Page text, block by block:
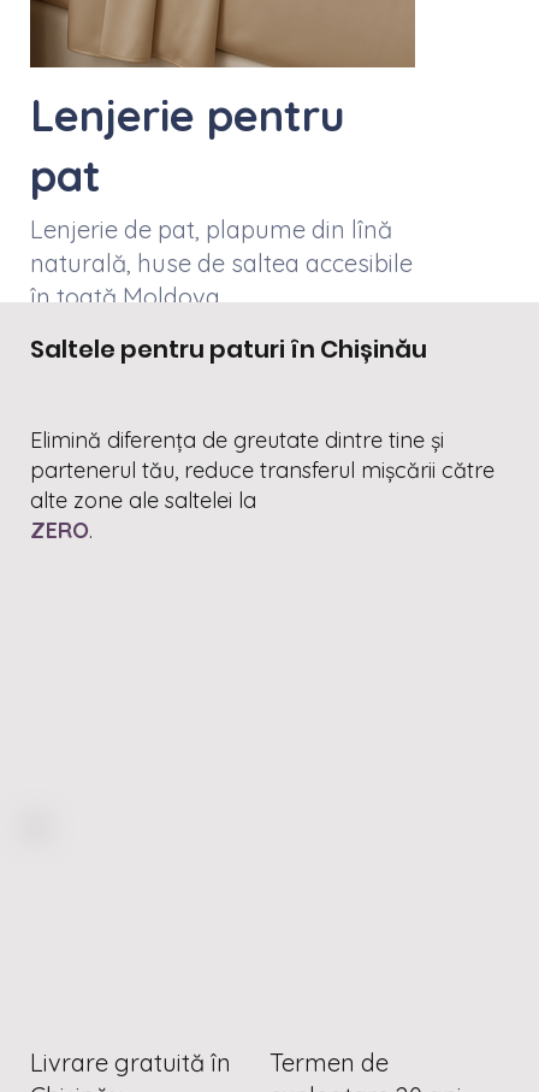
Lenjerie pentru
pat
Lenjerie de pat, plapume din lînă
naturală, huse de saltea accesibile
în toată Moldova
Saltele pentru paturi în Chișinău
Elimină diferența de greutate dintre tine și
partenerul tău, reduce transferul mișcării către
alte zone ale saltelei la
ZERO.
Livrare gratuită în
Termen de